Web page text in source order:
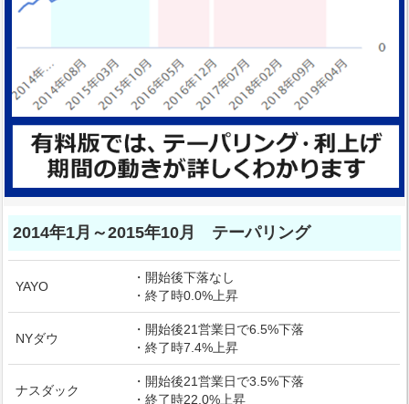
2014年1月～2015年10月 テーパリング
YAYO
・開始後下落なし
・終了時0.0%上昇
NYダウ
・開始後21営業日で6.5%下落
・終了時7.4%上昇
ナスダック
・開始後21営業日で3.5%下落
・終了時22.0%上昇